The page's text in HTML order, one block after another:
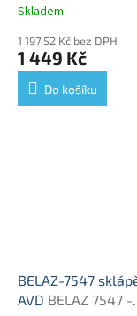
Skladem
1 197,52 Kč bez DPH
1 449 Kč
Do košíku
BELAZ-7547
AVD BELAZ 7547 -